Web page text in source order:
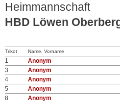
Heimmannschaft
HBD Löwen
Trikot Name, Vorname
1
Anonym
3
Anonym
4
Anonym
5
Anonym
8
Anonym